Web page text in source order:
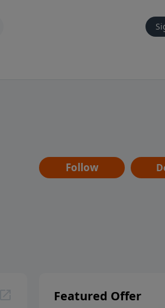
Follow
Featured Offer